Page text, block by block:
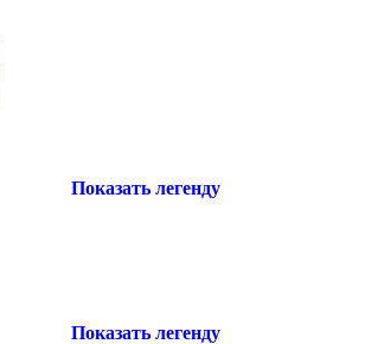
Показать легенду
Показать легенду